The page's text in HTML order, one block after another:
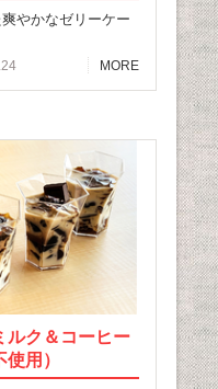
やかなゼリーケー
MORE
ルク＆コーヒー
用）